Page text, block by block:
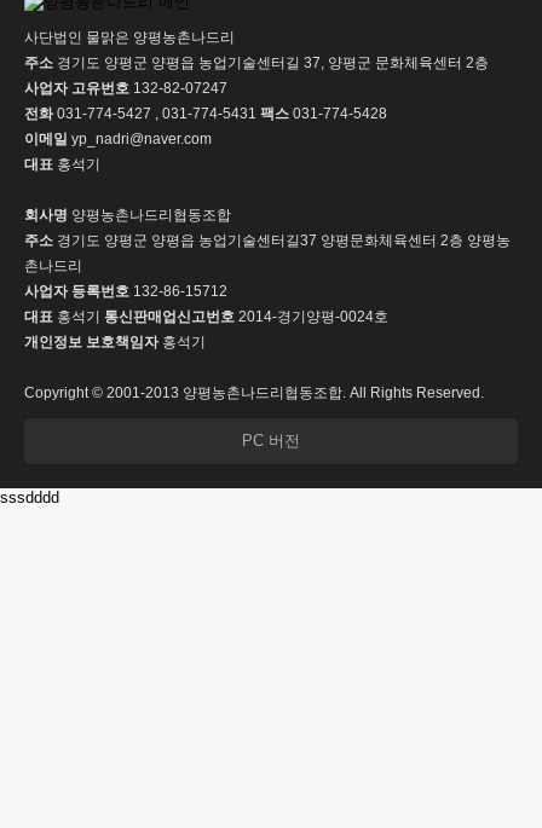
사단법인 물맑은 양평농촌나드리
주소 경기도 양평군 양평읍 농업기술센터길 37, 양평군 문화체육센터 2층
사업자 고유번호 132-82-07247
전화031-774-5427 , 031-774-5431 팩스 031-774-5428
이메일 yp_nadri@naver.com
대표 홍석기
회사명 양평농촌나드리협동조합
주소 경기도 양평군 양평읍 농업기술센터길37 양평문화체육센터 2층 양평농
촌나드리
사업자 등록번호 132-86-15712
대표 홍석기 통신판매업신고번호 2014-경기양평-0024호
개인정보 보호책임자홍석기
Copyright © 2001-2013 양평농촌나드리협동조합. All Rights Reserved.
PC 버전
sssdddd